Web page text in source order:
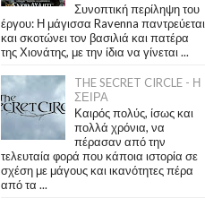
Συνοπτική περίληψη του
έργου: Η μάγισσα Ravenna παντρεύεται
και σκοτώνει τον βασιλιά και πατέρα
της Χιονάτης, με την ίδια να γίνεται ...
THE SECRET CIRCLE - Η
ΣΕΙΡΑ
Καιρός πολύς, ίσως και
πολλά χρόνια, να
πέρασαν από την
τελευταία φορά που κάποια ιστορία σε
σχέση με μάγους και ικανότητες πέρα
από τα ...